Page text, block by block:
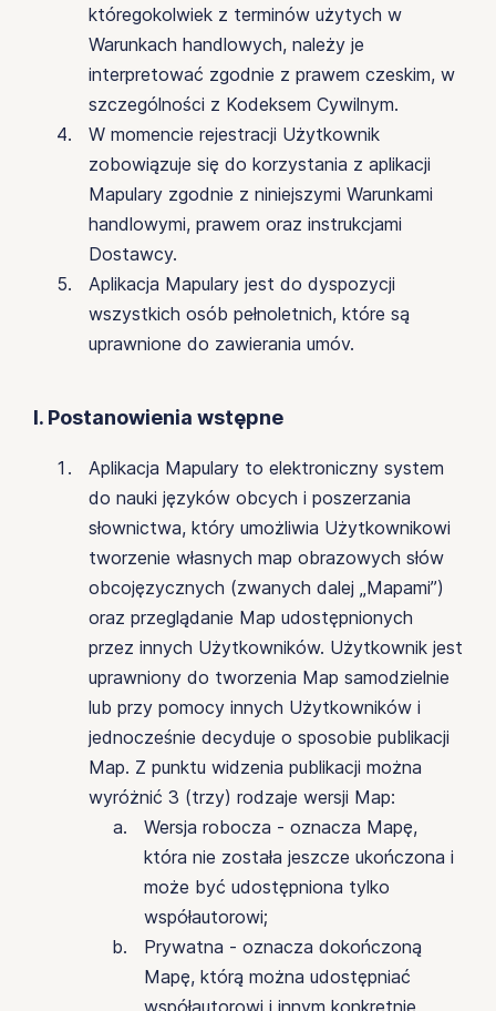
któregokolwiek z terminów użytych w
Warunkach handlowych, należy je
interpretować zgodnie z prawem czeskim, w
szczególności z Kodeksem Cywilnym.
W momencie rejestracji Użytkownik
zobowiązuje się do korzystania z aplikacji
Mapulary zgodnie z niniejszymi Warunkami
handlowymi, prawem oraz instrukcjami
Dostawcy.
Aplikacja Mapulary jest do dyspozycji
wszystkich osób pełnoletnich, które są
uprawnione do zawierania umóv.
I. Postanowienia wstępne
Aplikacja Mapulary to elektroniczny system
do nauki języków obcych i poszerzania
słownictwa, który umożliwia Użytkownikowi
tworzenie własnych map obrazowych słów
obcojęzycznych (zwanych dalej „Mapami”)
oraz przeglądanie Map udostępnionych
przez innych Użytkowników. Użytkownik jest
uprawniony do tworzenia Map samodzielnie
lub przy pomocy innych Użytkowników i
jednocześnie decyduje o sposobie publikacji
Map. Z punktu widzenia publikacji można
wyróżnić 3 (trzy) rodzaje wersji Map:
Wersja robocza - oznacza Mapę,
która nie została jeszcze ukończona i
może być udostępniona tylko
współautorowi;
Prywatna - oznacza dokończoną
Mapę, którą można udostępniać
współautorowi i innym konkretnie